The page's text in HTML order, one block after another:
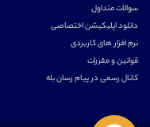
سوالات متداول
دانلود اپلیکیشن اختصاصی
نرم افزار های کاربردی
قوانین و مقررات
کانال رسمی در پیام رسان بله